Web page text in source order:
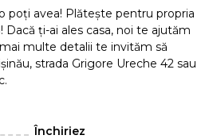
poți avea! Plăteşte pentru propria
Dacă ți-ai ales casa, noi te ajutăm
multe detalii te invităm să
strada Grigore Ureche 42 sau
Închiriez